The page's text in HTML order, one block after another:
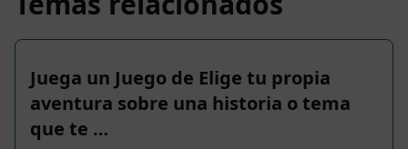
Juega un Juego de Elige tu propia
aventura sobre una historia o tema
que te …